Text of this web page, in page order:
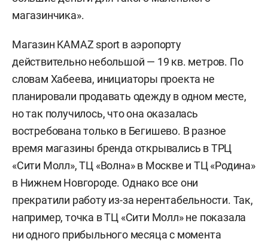
магазинчика».
Магазин KAMAZ sport в аэропорту
действительно небольшой — 19 кв. метров. По
словам Хабеева, инициаторы проекта не
планировали продавать одежду в одном месте,
но так получилось, что она оказалась
востребована только в Бегишево. В разное
время магазины бренда открывались в ТРЦ
«Сити Молл», ТЦ «Волна» в Москве и ТЦ «Родина»
в Нижнем Новгороде. Однако все они
прекратили работу из-за нерентабельности. Так,
например, точка в ТЦ «Сити Молл» не показала
ни одного прибыльного месяца с момента